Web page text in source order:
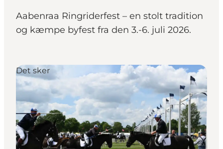
Det sker
Overnatning
Planlæg din ferie
Aabenraa Ringriderfest – en stolt tradition
og kæmpe byfest fra den 3.-6. juli 2026.
Det sker